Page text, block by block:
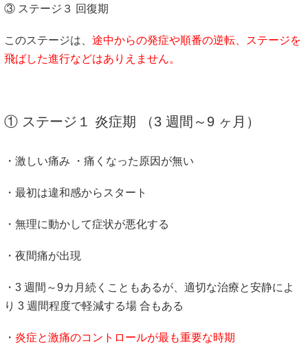
③ ステージ３ 回復期
このステージは、 途中からの発症や順番の逆転、ステージを
飛ばした進行などはありえません。
① ステージ１ 炎症期 （3 週間～9 ヶ月）
・激しい痛み ・痛くなった原因が無い
・最初は違和感からスタート
・無理に動かして症状が悪化する
・夜間痛が出現
・3 週間～9カ月続くこともあるが、適切な治療と安静によ
り 3 週間程度で軽減する場 合もある
・ 炎症と激痛のコントロールが最も重要な時期